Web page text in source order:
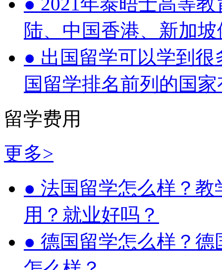
陆、中国香港、新加
● 出国留学可以学到
国留学排名前列的国
留学费用
更多>
● 法国留学怎么样？
用？就业好吗？
● 德国留学怎么样？